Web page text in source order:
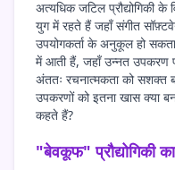
अत्यधिक जटिल प्रौद्योगिकी
युग में रहते हैं जहाँ संगीत
उपयोगकर्ता के अनुकूल हो
में आती हैं, जहाँ उन्नत उपकरण
अंततः रचनात्मकता को सशक्त
उपकरणों को इतना खास क्या
कहते हैं?
"बेवकूफ" प्रौद्योगिकी